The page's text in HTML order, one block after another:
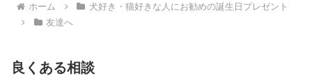
ホーム
犬好き・猫好きな人にお勧めの誕生日プレゼント
友達へ
良くある相談